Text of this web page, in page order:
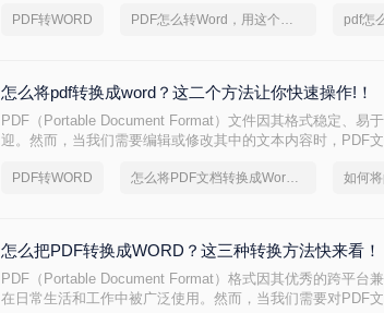
法，以及一些实用的技巧和注意事项，帮助您轻松应对各种
PDF转WORD PDF怎么转Word，用这个方法试试 pdf怎
怎么将pdf转换成word？这二个方法让你快速操作!！
PDF（Portable Document Format）文件因其格式稳定、易
迎。然而，当我们需要编辑或修改其中的文本内容时，PDF
pdf转换成word呢？下面，我将详细介绍二种将PDF转换成
PDF转WORD 怎么将PDF文档转换成Word文档，有什么快速的方法
怎么把PDF转换成WORD？这三种转换方法快来看！
PDF（Portable Document Format）格式因其优秀的跨平台
在日常生活和工作中被广泛使用。然而，当我们需要对PDF